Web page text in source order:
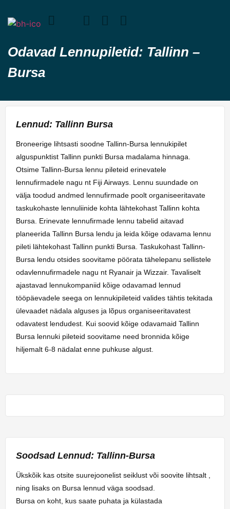
Odavad Lennupiletid: Tallinn –
Bursa
Lennud: Tallinn Bursa
Broneerige lihtsasti soodne Tallinn-Bursa lennukipilet
alguspunktist Tallinn punkti Bursa madalama hinnaga.
Otsime Tallinn-Bursa lennu pileteid erinevatele
lennufirmadele nagu nt Fiji Airways. Lennu suundade on
välja toodud andmed lennufirmade poolt organiseeritavate
taskukohaste lennuliinide kohta lähtekohast Tallinn kohta
Bursa. Erinevate lennufirmade lennu tabelid aitavad
planeerida Tallinn Bursa lendu ja leida kõige odavama lennu
pileti lähtekohast Tallinn punkti Bursa. Taskukohast Tallinn-
Bursa lendu otsides soovitame pöörata tähelepanu sellistele
odavlennufirmadele nagu nt Ryanair ja Wizzair. Tavaliselt
ajastavad lennukompaniid kõige odavamad lennud
tööpäevadele seega on lennukipileteid valides tähtis tekitada
ülevaadet nädala alguses ja lõpus organiseeritavatest
odavatest lendudest. Kui soovid kõige odavamaid Tallinn
Bursa lennuki pileteid soovitame need bronnida kõige
hiljemalt 6-8 nädalat enne puhkuse algust.
Soodsad Lennud: Tallinn-Bursa
Ükskõik kas otsite suurejoonelist seiklust või soovite lihtsalt ,
ning lisaks on Bursa lennud väga soodsad.
Bursa on koht, kus saate puhata ja külastada